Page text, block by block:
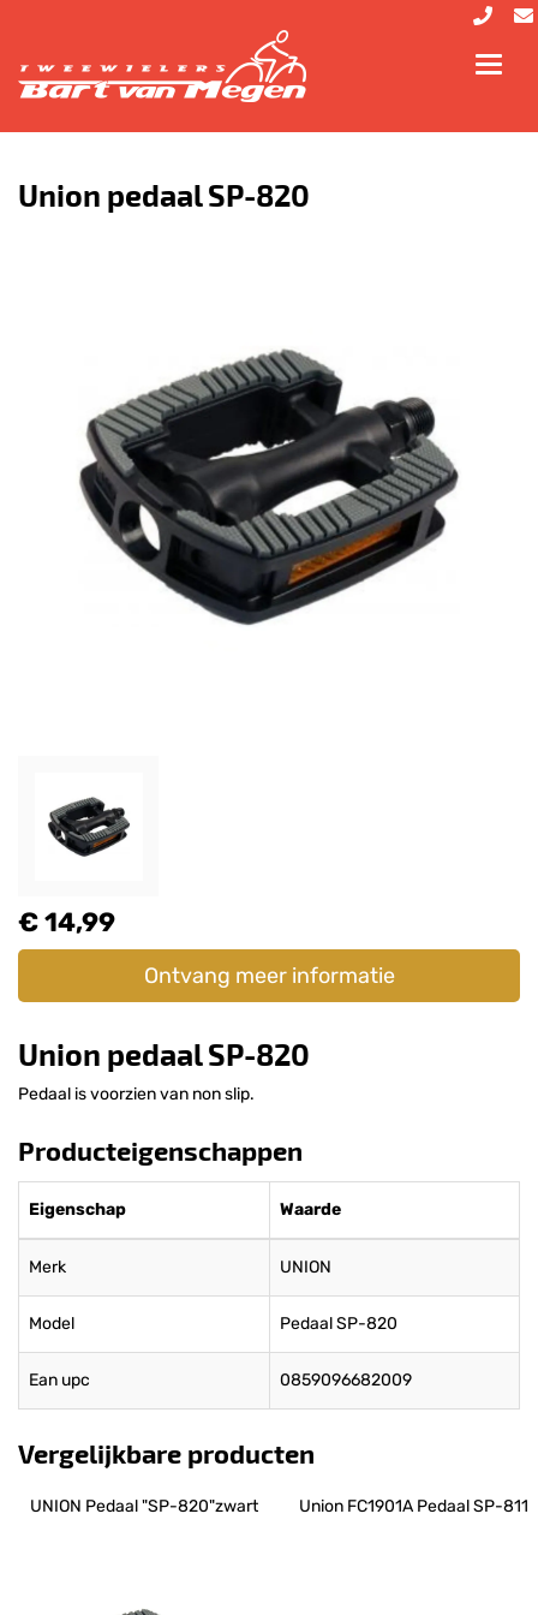
Union pedaal SP-820
€ 14,99
Ontvang meer informatie
Union pedaal SP-820
Pedaal is voorzien van non slip.
Producteigenschappen
Eigenschap Waarde
Merk UNION
Model Pedaal SP-820
Ean upc 0859096682009
Vergelijkbare producten
UNION Pedaal "SP-820"zwart Union FC1901A Pedaal SP-811